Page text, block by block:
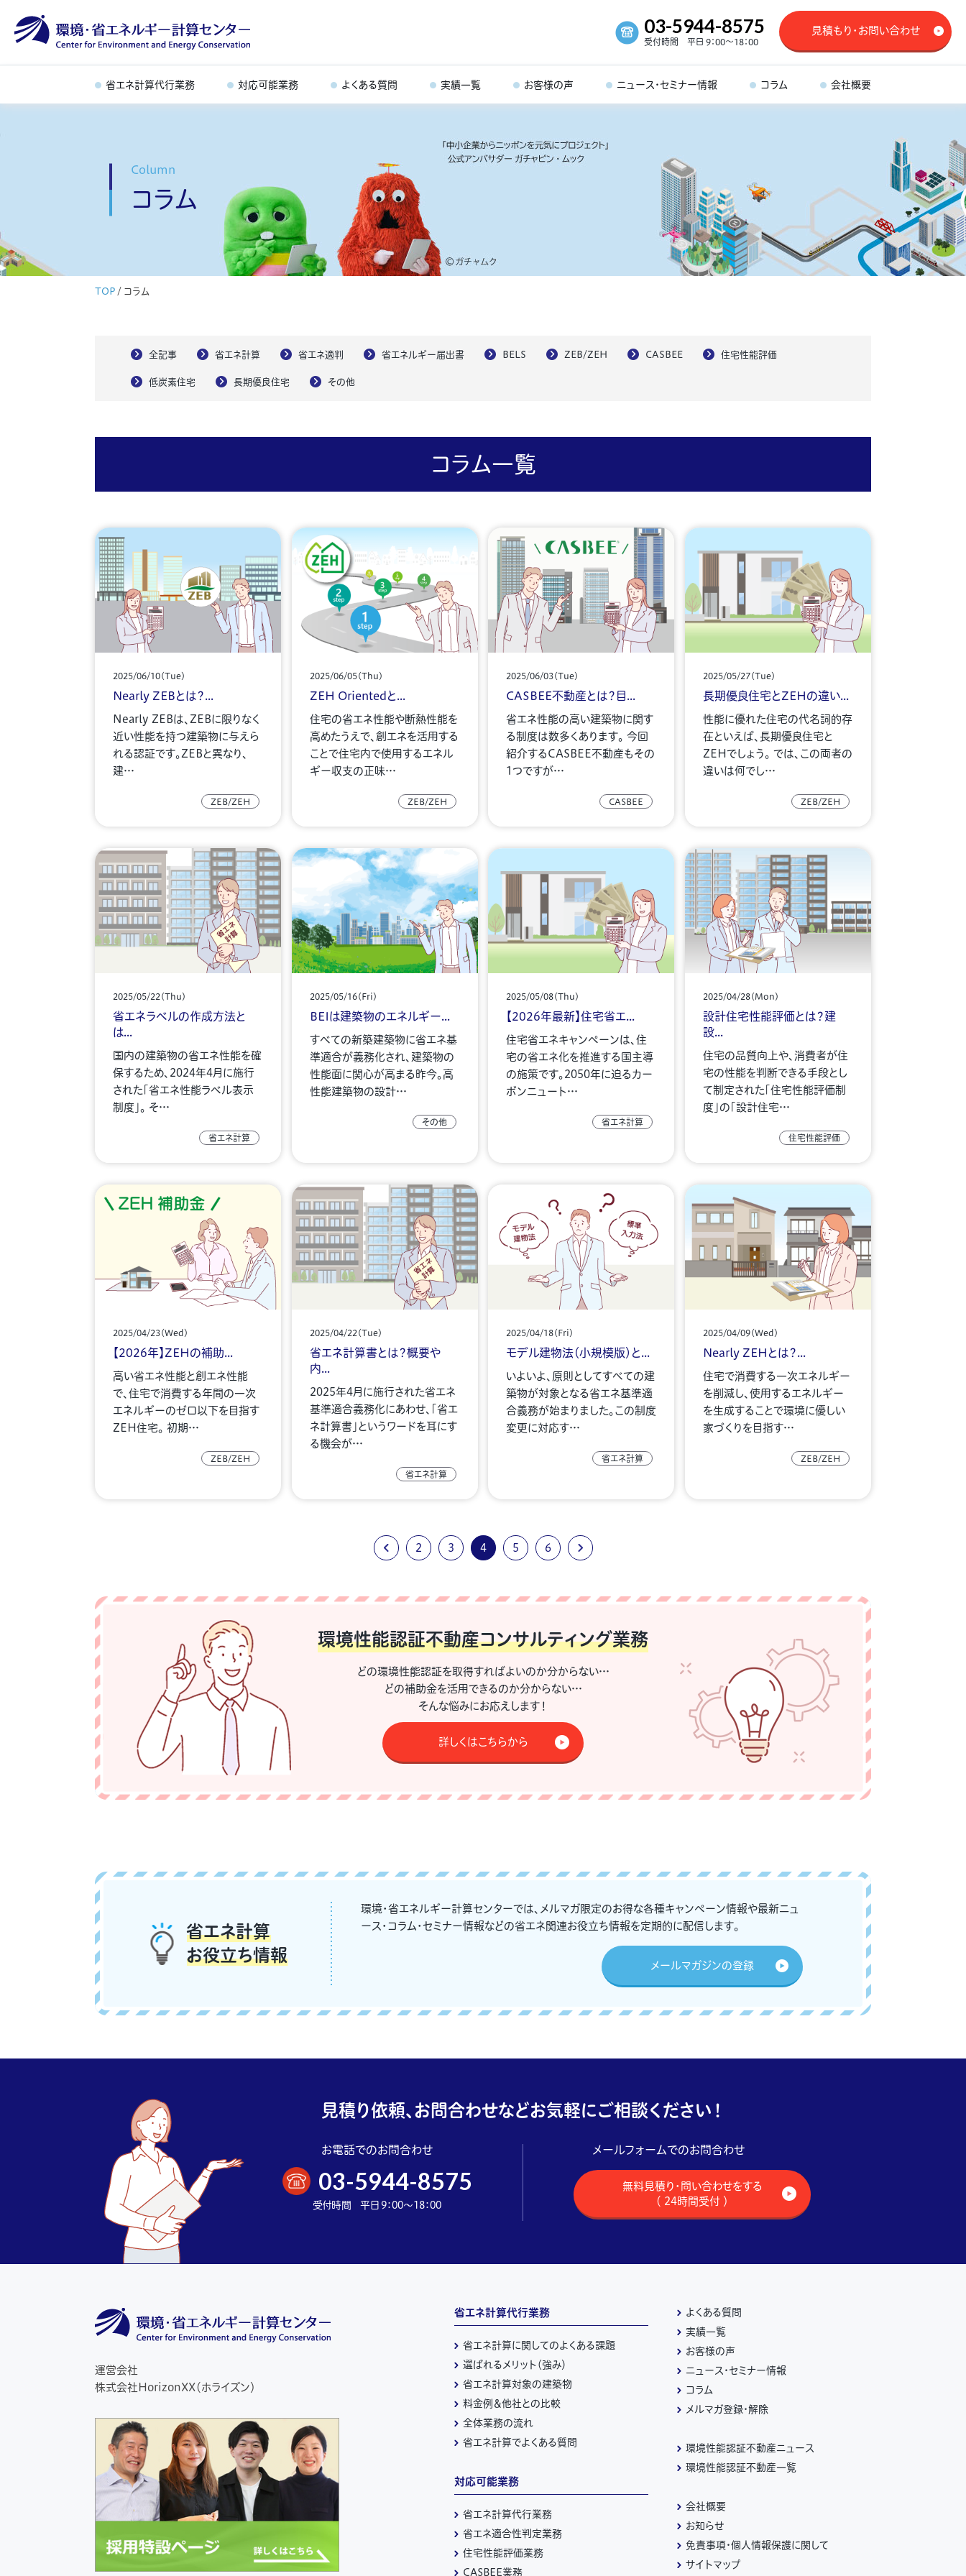
03-5944-8575
受付時間 平日 9：00～18：00
見積もり・お問い合わせ
省エネ計算代行業務 対応可能業務 よくある質問 実績一覧 お客様の声 ニュース・セミナー情報 コラム 会社概要
Column
コラム
TOP / コラム
全記事 省エネ計算 省エネ適判 省エネルギー届出書 BELS ZEB/ZEH CASBEE 住宅性能評価
低炭素住宅 長期優良住宅 その他
コラム一覧
2025/06/10(Tue)
Nearly ZEBとは？...
Nearly ZEBは、ZEBに限りなく
近い性能を持つ建築物に与えら
れる認証です。ZEBと異なり、
建…
ZEB/ZEH
2025/06/05(Thu)
ZEH Orientedと...
住宅の省エネ性能や断熱性能を
高めたうえで、創エネを活用する
ことで住宅内で使用するエネル
ギー収支の正味…
ZEB/ZEH
2025/06/03(Tue)
CASBEE不動産とは？目...
省エネ性能の高い建築物に関す
る制度は数多くあります。 今回
紹介するCASBEE不動産もその
1つですが…
CASBEE
2025/05/27(Tue)
長期優良住宅とZEHの違い...
性能に優れた住宅の代名詞的存
在といえば、長期優良住宅と
ZEHでしょう。 では、この両者の
違いは何でし…
ZEB/ZEH
2025/05/22(Thu)
省エネラベルの作成方法と
は...
国内の建築物の省エネ性能を確
保するため、2024年4月に施行
された「省エネ性能ラベル表示
制度」。 そ…
省エネ計算
2025/05/16(Fri)
BEIは建築物のエネルギー...
すべての新築建築物に省エネ基
準適合が義務化され、建築物の
性能面に関心が高まる昨今。高
性能建築物の設計…
その他
2025/05/08(Thu)
【2026年最新】住宅省エ...
住宅省エネキャンペーンは、住
宅の省エネ化を推進する国主導
の施策です。2050年に迫るカー
ボンニュート…
省エネ計算
2025/04/28(Mon)
設計住宅性能評価とは？建
設...
住宅の品質向上や、消費者が住
宅の性能を判断できる手段とし
て制定された「住宅性能評価制
度」の「設計住宅…
住宅性能評価
2025/04/23(Wed)
【2026年】ZEHの補助...
高い省エネ性能と創エネ性能
で、住宅で消費する年間の一次
エネルギーのゼロ以下を目指す
ZEH住宅。 初期…
ZEB/ZEH
2025/04/22(Tue)
省エネ計算書とは？概要や
内...
2025年4月に施行された省エネ
基準適合義務化にあわせ、「省エ
ネ計算書」というワードを耳にす
る機会が…
省エネ計算
2025/04/18(Fri)
モデル建物法（小規模版）と...
いよいよ、原則としてすべての建
築物が対象となる省エネ基準適
合義務が始まりました。この制度
変更に対応す…
省エネ計算
2025/04/09(Wed)
Nearly ZEHとは？...
住宅で消費する一次エネルギー
を削減し、使用するエネルギー
を生成することで環境に優しい
家づくりを目指す…
ZEB/ZEH
2 3 4 5 6
環境性能認証不動産コンサルティング業務
どの環境性能認証を取得すればよいのか分からない…
どの補助金を活用できるのか分からない…
そんな悩みにお応えします！
詳しくはこちらから
省エネ計算
お役立ち情報
環境・省エネルギー計算センターでは、メルマガ限定のお得な各種キャンペーン情報や最新ニュ
ース・コラム・セミナー情報などの省エネ関連お役立ち情報を定期的に配信します。
メールマガジンの登録
見積り依頼、お問合わせなどお気軽にご相談ください！
お電話でのお問合わせ
03-5944-8575
受付時間 平日 9：00～18：00
メールフォームでのお問合わせ
無料見積り・問い合わせをする
（ 24時間受付 ）
運営会社
株式会社HorizonXX（ホライズン）
省エネ計算代行業務
省エネ計算に関してのよくある課題
選ばれるメリット（強み）
省エネ計算対象の建築物
料金例＆他社との比較
全体業務の流れ
省エネ計算でよくある質問
対応可能業務
省エネ計算代行業務
省エネ適合性判定業務
住宅性能評価業務
CASBEE業務
よくある質問
実績一覧
お客様の声
ニュース・セミナー情報
コラム
メルマガ登録・解除
環境性能認証不動産ニュース
環境性能認証不動産一覧
会社概要
お知らせ
免責事項・個人情報保護に関して
サイトマップ